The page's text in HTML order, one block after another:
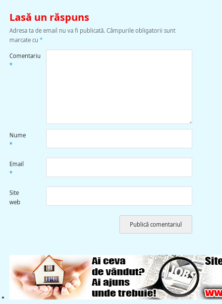
Lasă un răspuns
Adresa ta de email nu va fi publicată. Câmpurile obligatorii sunt
marcate cu *
Comentariu
*
Nume
*
Email
*
Site
web